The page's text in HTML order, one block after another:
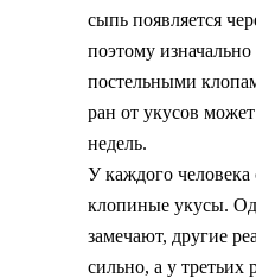
сыпь появляется
поэтому
постельными
ран от укусов может
недель.
У каждого человека
клопиные укусы.
замечают, другие
сильно, а у третьих